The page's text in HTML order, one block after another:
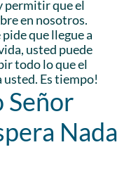
permitir que el
en nosotros.
que llegue a
usted puede
todo lo que el
Es tiempo!
Señor
Nada